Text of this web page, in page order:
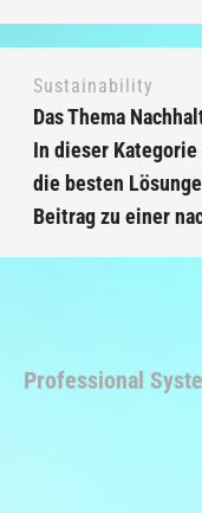
Sustainability
Das Thema
In dieser
die besten
Beitrag zu einer
Professional